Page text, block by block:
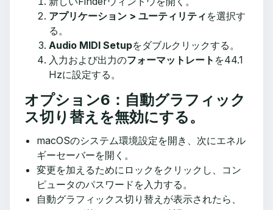
アプリケーション > ユーティリティ を選択す
る。
Audio MIDI Setupをダブルクリックする。
入力および出力のフォーマットレート を44.1
Hzに設定する。
オプション6：自動グラフィック
ス切り替えを無効にする。
macOSのシステム環境設定を開き、次にエネル
ギーセーバーを開く。
変更を加えるためにロックをクリックし、コン
ピュータのパスワードを入力する。
自動グラフィックス切り替えが表示されたら、